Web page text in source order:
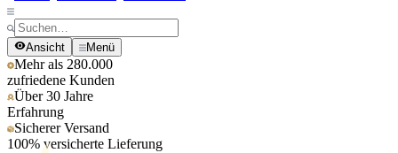
Ansicht Menü
Mehr als 280.000
zufriedene Kunden
Über 30 Jahre
Erfahrung
Sicherer Versand
100% versicherte Lieferung